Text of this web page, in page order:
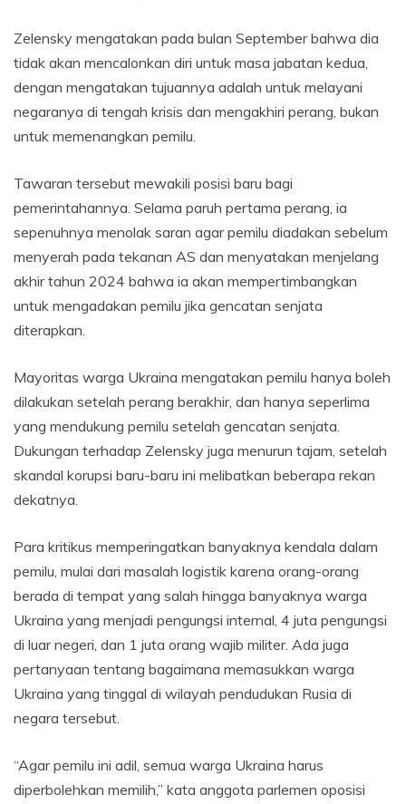
Zelensky mengatakan pada bulan September bahwa dia
tidak akan mencalonkan diri untuk masa jabatan kedua,
dengan mengatakan tujuannya adalah untuk melayani
negaranya di tengah krisis dan mengakhiri perang, bukan
untuk memenangkan pemilu.
Tawaran tersebut mewakili posisi baru bagi
pemerintahannya. Selama paruh pertama perang, ia
sepenuhnya menolak saran agar pemilu diadakan sebelum
menyerah pada tekanan AS dan menyatakan menjelang
akhir tahun 2024 bahwa ia akan mempertimbangkan
untuk mengadakan pemilu jika gencatan senjata
diterapkan.
Mayoritas warga Ukraina mengatakan pemilu hanya boleh
dilakukan setelah perang berakhir, dan hanya seperlima
yang mendukung pemilu setelah gencatan senjata.
Dukungan terhadap Zelensky juga menurun tajam, setelah
skandal korupsi baru-baru ini melibatkan beberapa rekan
dekatnya.
Para kritikus memperingatkan banyaknya kendala dalam
pemilu, mulai dari masalah logistik karena orang-orang
berada di tempat yang salah hingga banyaknya warga
Ukraina yang menjadi pengungsi internal, 4 juta pengungsi
di luar negeri, dan 1 juta orang wajib militer. Ada juga
pertanyaan tentang bagaimana memasukkan warga
Ukraina yang tinggal di wilayah pendudukan Rusia di
negara tersebut.
“Agar pemilu ini adil, semua warga Ukraina harus
diperbolehkan memilih,” kata anggota parlemen oposisi